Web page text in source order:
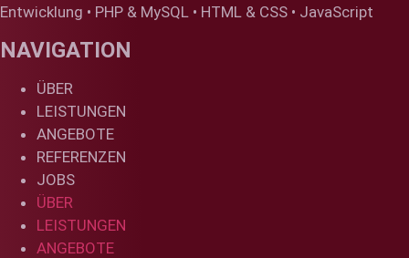
Entwicklung • PHP & MySQL • HTML & CSS • JavaScript
NAVIGATION
ÜBER
LEISTUNGEN
ANGEBOTE
REFERENZEN
JOBS
ÜBER
LEISTUNGEN
ANGEBOTE